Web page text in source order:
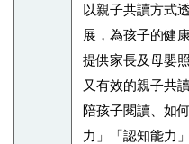
以親子共讀方式
展，為孩子的健
提供家長及母嬰
又有效的親子共
陪孩子閱讀、如
力」「認知能力